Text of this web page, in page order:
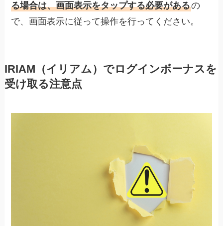
る場合は、画面表示をタップする必要があるの
で、画面表示に従って操作を行ってください。
IRIAM（イリアム）でログインボーナスを
受け取る注意点